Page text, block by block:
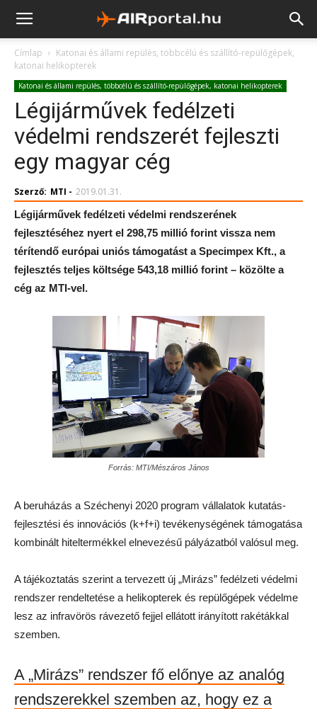
Címlap
Katonai és állami repülés, többcélú és szállító-repülőgépek,
katonai helikopterek
Katonai és állami repülés, többcélú és szállító-repülőgépek, katonai helikopterek
Légijárművek fedélzeti
védelmi rendszerét fejleszti
egy magyar cég
Szerző: MTI - 2019.01.31.
Légijárművek fedélzeti védelmi rendszerének
fejlesztéséhez nyert el 298,75 millió forint vissza nem
térítendő európai uniós támogatást a Specimpex Kft., a
fejlesztés teljes költsége 543,18 millió forint – közölte a
cég az MTI-vel.
Forrás: MTI/Mészáros János
A beruházás a Széchenyi 2020 program vállalatok kutatás-
fejlesztési és innovációs (k+f+i) tevékenységének támogatása
kombinált hiteltermékkel elnevezésű pályázatból valósul meg.
A tájékoztatás szerint a tervezett új „Mirázs” fedélzeti védelmi
rendszer rendeltetése a helikopterek és repülőgépek védelme
lesz az infravörös rávezető fejjel ellátott irányított rakétákkal
szemben.
A „Mirázs” rendszer fő előnye az analóg
rendszerekkel szemben az, hogy ez a